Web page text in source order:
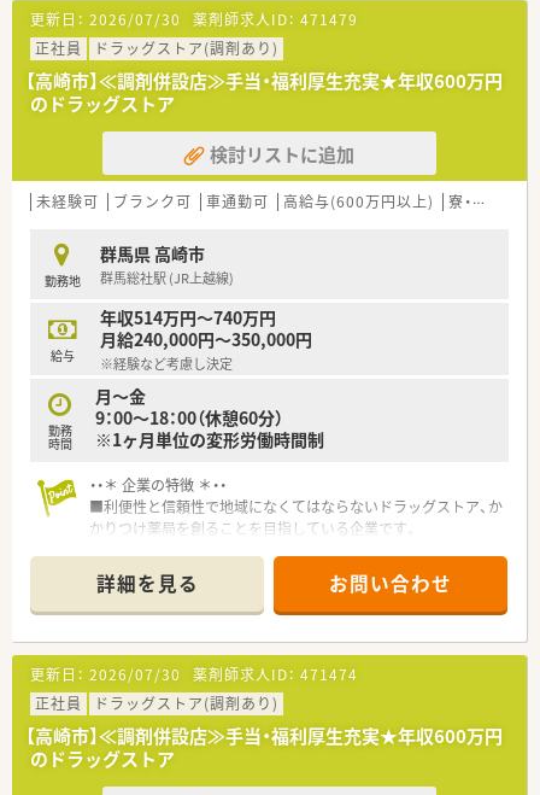
意。
■全国・広域・都道府県限定コースの方には充実の住宅補助制度
が適用されます。
■住居は法人契約なので初期費用時の自己負担はほとんどあり
ません。
■産育休からの復帰率は95%以上！時短勤務はお子様が小学3年
生終了時まで。
■年間休日は120日以上で様々な休暇制度の用意あり。
■最新機器の導入やメディカルリスクコントローラー制度を導
■マネジメント型と専門性追求型のキャリアパスが目指せる環
境です。
■家族やプライベートを大事にしながら働きたい方、キャリアを
磨きたい方皆様にお勧めです。
更新日： 2026/07/30 薬剤師求人ID： 471479
正社員
ドラッグストア(調剤あり)
【高崎市】≪調剤併設店≫手当・福利厚生充実★年収600万円
のドラッグストア
検討リストに追加
未経験可 ブランク可 車通勤可 高給与(600万円以上) 寮・借上社宅あり
勤務地
群馬県 高崎市
群馬総社駅 (JR上越線)
給与
年収514万円～740万円
月給240,000円～350,000円
※経験など考慮し決定
勤務
時間
月～金
9：00～18：00（休憩60分）
※1ヶ月単位の変形労働時間制
・・＊ 企業の特徴 ＊・・
■利便性と信頼性で地域になくてはならないドラッグストア、か
かりつけ薬局を創ることを目指している企業です。
でもスムーズに仕事が出来る環境が整っているので安心です。
■病院門前の様に処方箋枚数が多くない為に、服薬指導の時間も
じっくりとれるので、患者様にしっかり向き合い仕事が出来るの
も魅力の一つです。
■福利厚生が充実★ 各種手当はもちろん「育児支援制度」もあ
り！
詳細を見る お問い合わせ
更新日： 2026/07/30 薬剤師求人ID： 471474
正社員
ドラッグストア(調剤あり)
【高崎市】≪調剤併設店≫手当・福利厚生充実★年収600万円
のドラッグストア